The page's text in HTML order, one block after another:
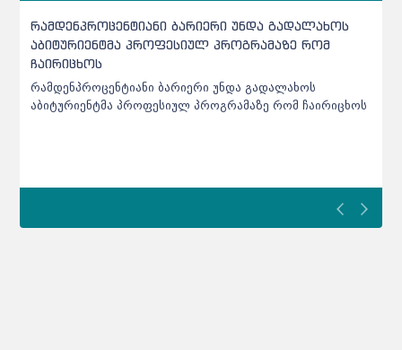
აბიტურიენტებს განაცხადის გასაკეთებლად ბოლო
დღე აქვთ - დეტალური ინფორმაცია ცნობილია
საპრეტენზიო განაცხადის განხილვის შედეგად შეიძლება
ქულა მოგემატოთ, დაგაკლდეთ ან უცვლელი დარჩეს